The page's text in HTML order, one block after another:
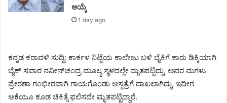
ಆಯ್ಕೆ
1 day ago
ಕನ್ನಡ ಕರಾವಳಿ ಸುದ್ದಿ: ಕಾರ್ಕಳ ನಿಟ್ಟೆಯ ಕಾಲೇಜು ಬಳಿ ಬೈಕಿಗೆ ಕಾರು ಡಿಕ್ಕಿಯಾಗಿ
ಬೈಕ್ ಸವಾರ ನವೀನ್‌ಚಂದ್ರ ಮೂಲ್ಯ ಸ್ಥಳದಲ್ಲೇ ಮೃತಪಟ್ಟಿದ್ದು, ಅವರ ಮಗಳು
ಪ್ರೇರಣಾ ಗಂಭೀರವಾಗಿ ಗಾಯಗೊಂಡು ಆಸ್ಪತ್ರೆಗೆ ದಾಖಲಾಗಿದ್ದು, ಇದೀಗ
ಆಕೆಯೂ ಕೂಡ ಚಿಕಿತ್ಸೆ ಫಲಿಸದೇ ಮೃತಪಟ್ಟಿದ್ದಾರೆ.